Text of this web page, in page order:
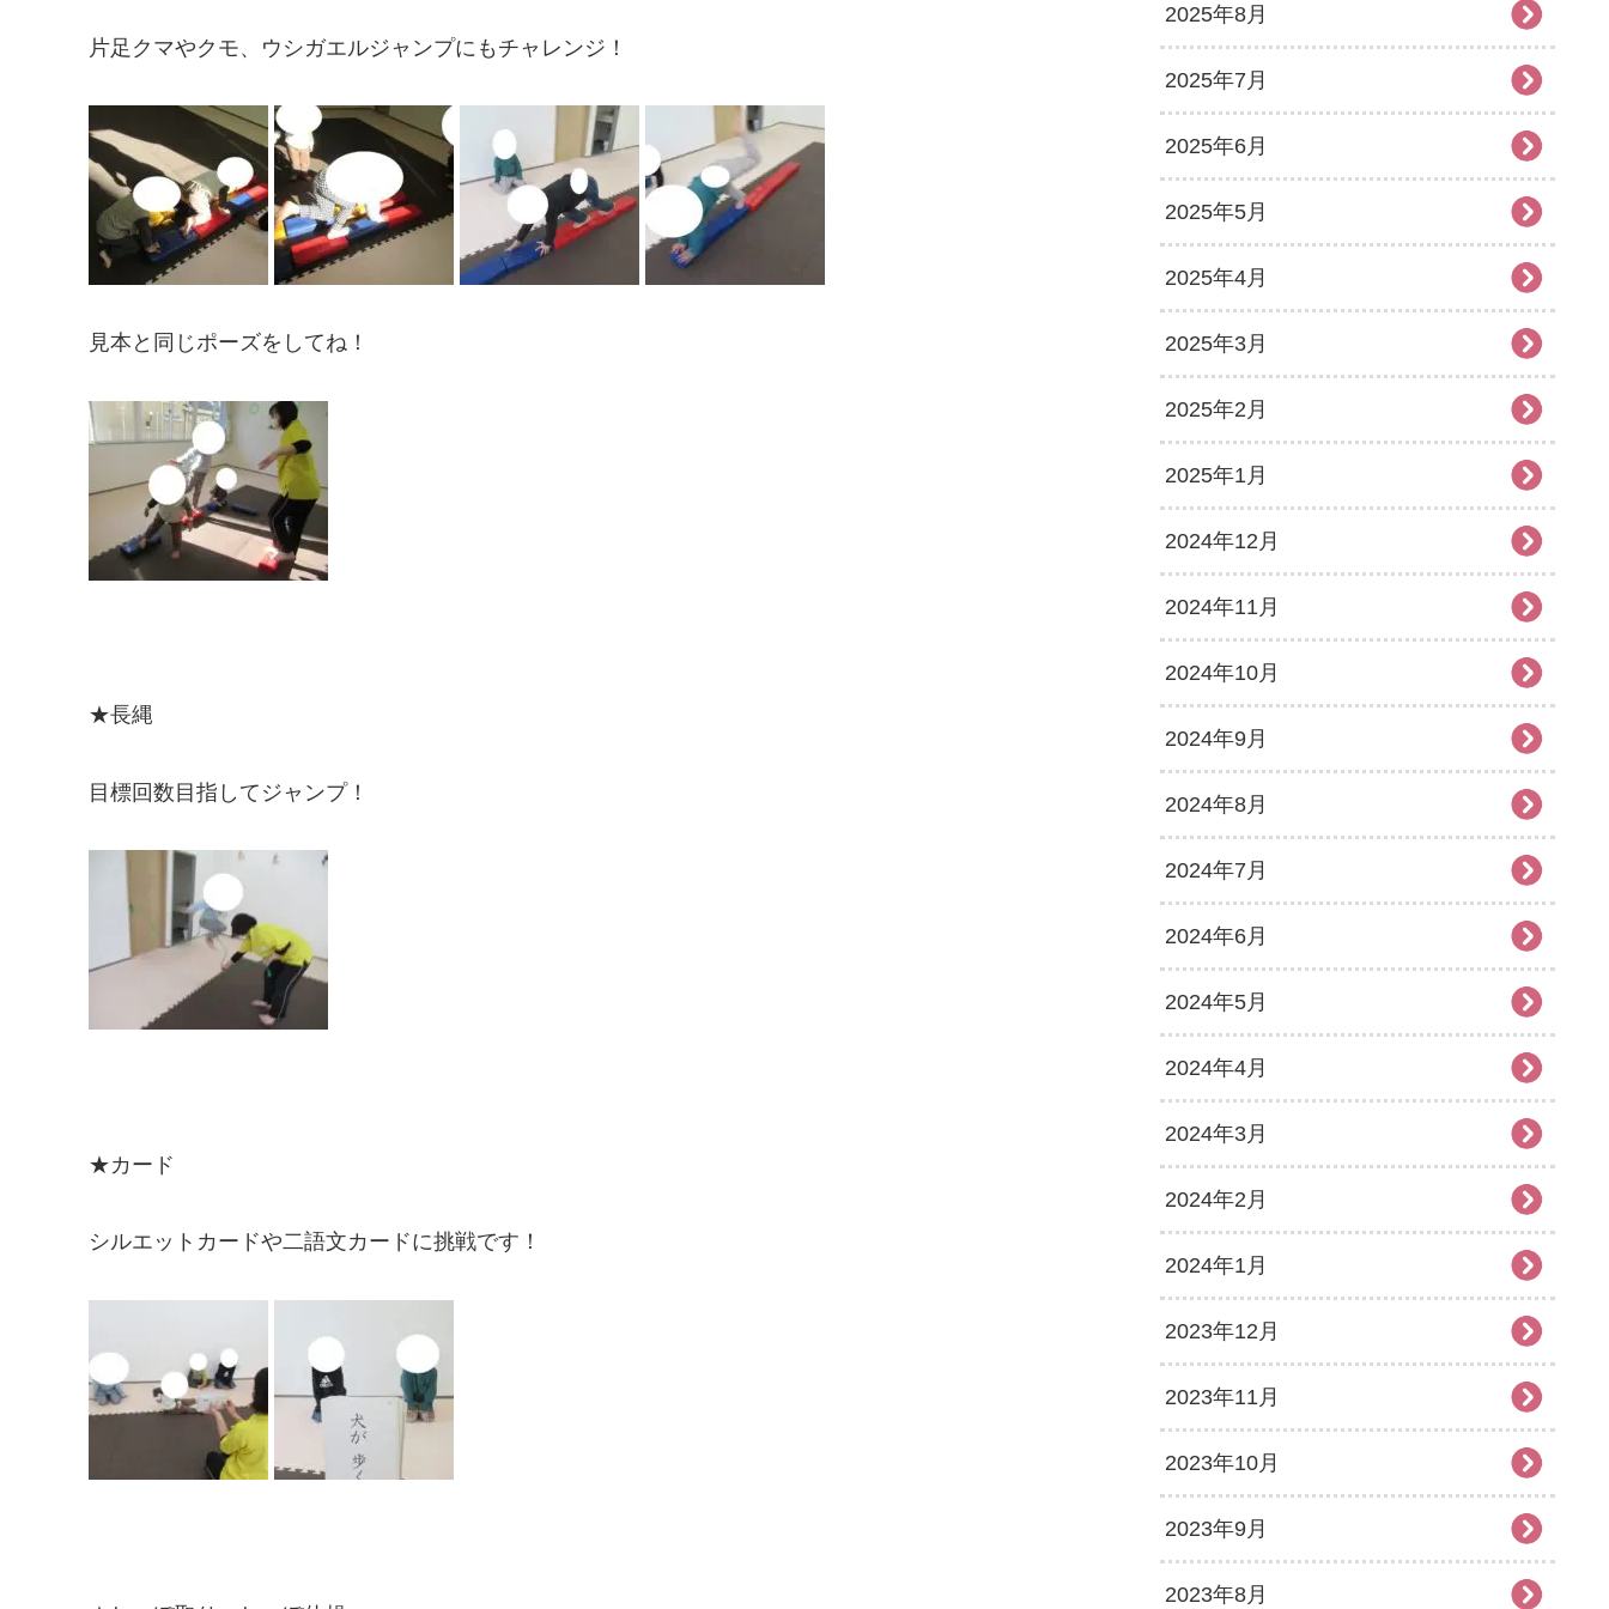
片足クマやクモ、ウシガエルジャンプにもチャレンジ！
見本と同じポーズをしてね！
★長縄
目標回数目指してジャンプ！
★カード
シルエットカードや二語文カードに挑戦です！
2025年8月
2025年7月
2025年6月
2025年5月
2025年4月
2025年3月
2025年2月
2025年1月
2024年12月
2024年11月
2024年10月
2024年9月
2024年8月
2024年7月
2024年6月
2024年5月
2024年4月
2024年3月
2024年2月
2024年1月
2023年12月
2023年11月
2023年10月
2023年9月
2023年8月